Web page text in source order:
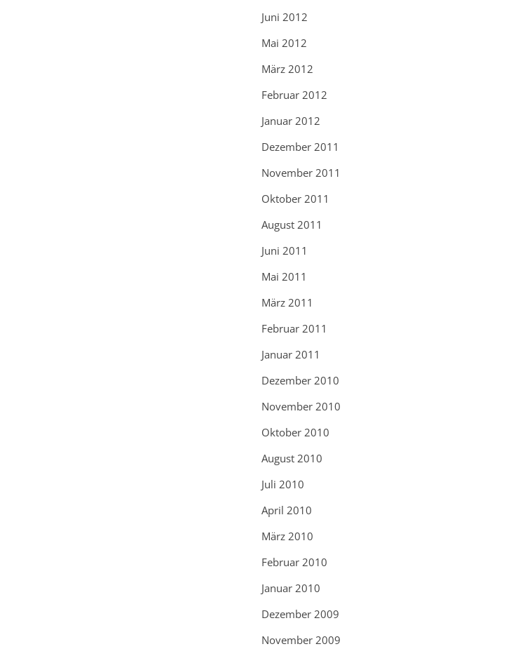
Juni 2012
Mai 2012
März 2012
Februar 2012
Januar 2012
Dezember 2011
November 2011
Oktober 2011
August 2011
Juni 2011
Mai 2011
März 2011
Februar 2011
Januar 2011
Dezember 2010
November 2010
Oktober 2010
August 2010
Juli 2010
April 2010
März 2010
Februar 2010
Januar 2010
Dezember 2009
November 2009